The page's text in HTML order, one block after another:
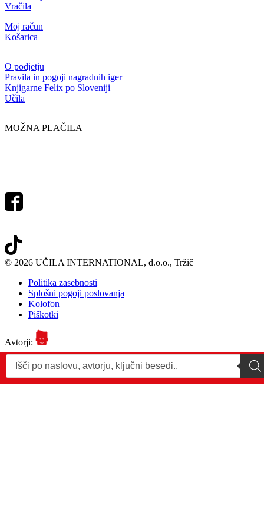
Products
search
Vračila
Moj račun
Košarica
O podjetju
Pravila in pogoji nagradnih iger
Knjigarne Felix po Sloveniji
Učila
MOŽNA PLAČILA
© 2026 UČILA INTERNATIONAL, d.o.o., Tržič
Politika zasebnosti
Splošni pogoji poslovanja
Kolofon
Piškotki
Avtorji: